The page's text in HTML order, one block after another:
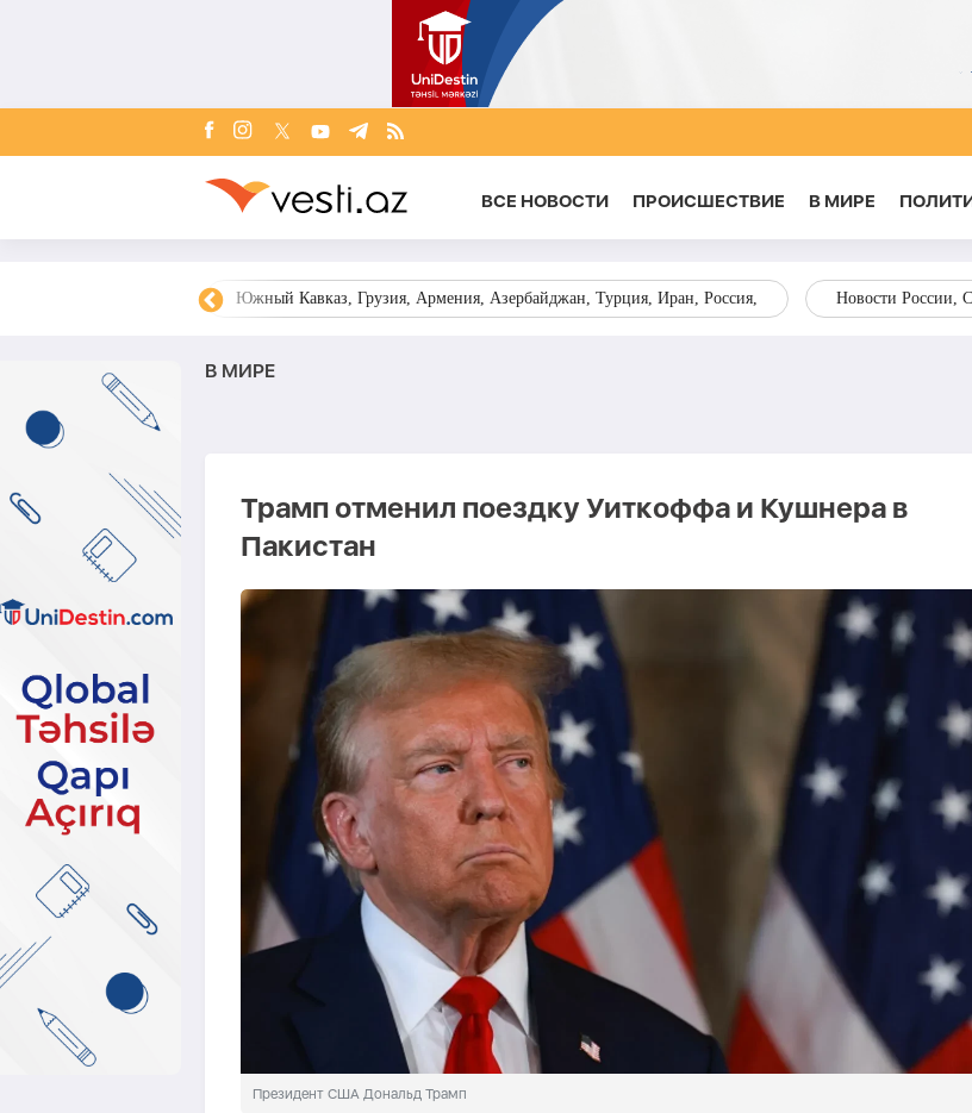
ВСЕ НОВОСТИ ПРОИСШЕСТВИЕ В МИРЕ
Южный Кавказ, Грузия, Армения, Азербайджан, Турция, Иран, Россия, Новости
В МИРЕ
Трамп отменил поездку Уиткоффа и Кушнера в
Пакистан
Президент США Дональд Трамп